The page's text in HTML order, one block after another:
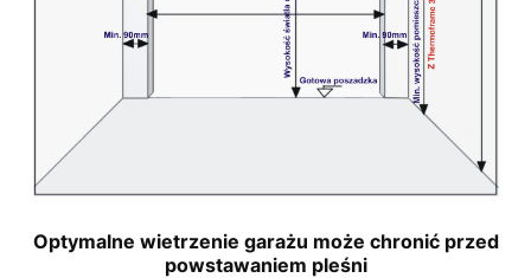
Optymalne wietrzenie garażu może chronić przed
powstawaniem pleśni